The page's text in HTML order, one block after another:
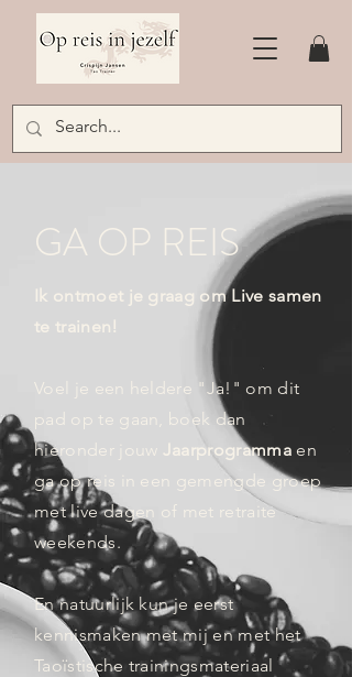
GA OP REIS
Ik ontmoet je graag om Live samen
te trainen!
Voel je een heldere "Ja!" om dit
pad op te gaan, boek dan
hieronder jouw Jaarprogrammaen
ga op reis in een gemengde groep
met live dagen of met retraite
weekends.
En natuurlijk kun je eerst
kennismaken met mij en met het
Taoïstische trainingsmateriaal